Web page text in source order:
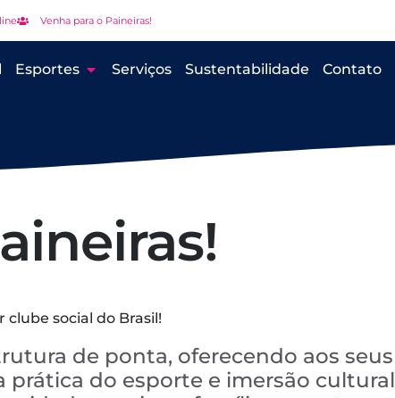
Venha para o Paineiras!
Esportes Serviços Sustentabilidade Contato
social do Brasil!
de ponta, oferecendo aos seus
prática do esporte e imersão cultural